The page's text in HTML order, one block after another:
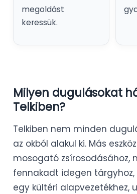
megoldást
keressük.
Milyen dugulásokat
Telkiben?
Telkiben nem minden
az okból alakul ki. Más
mosogató zsírosodásához,
fennakadt idegen
egy kültéri alapvezetékhez,